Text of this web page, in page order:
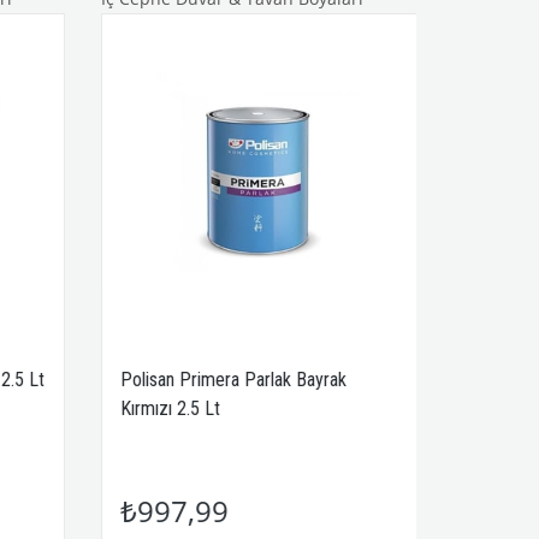
Lt
Polisan Primera Parlak Bayrak
Kırmızı 2.5 Lt
₺997,99